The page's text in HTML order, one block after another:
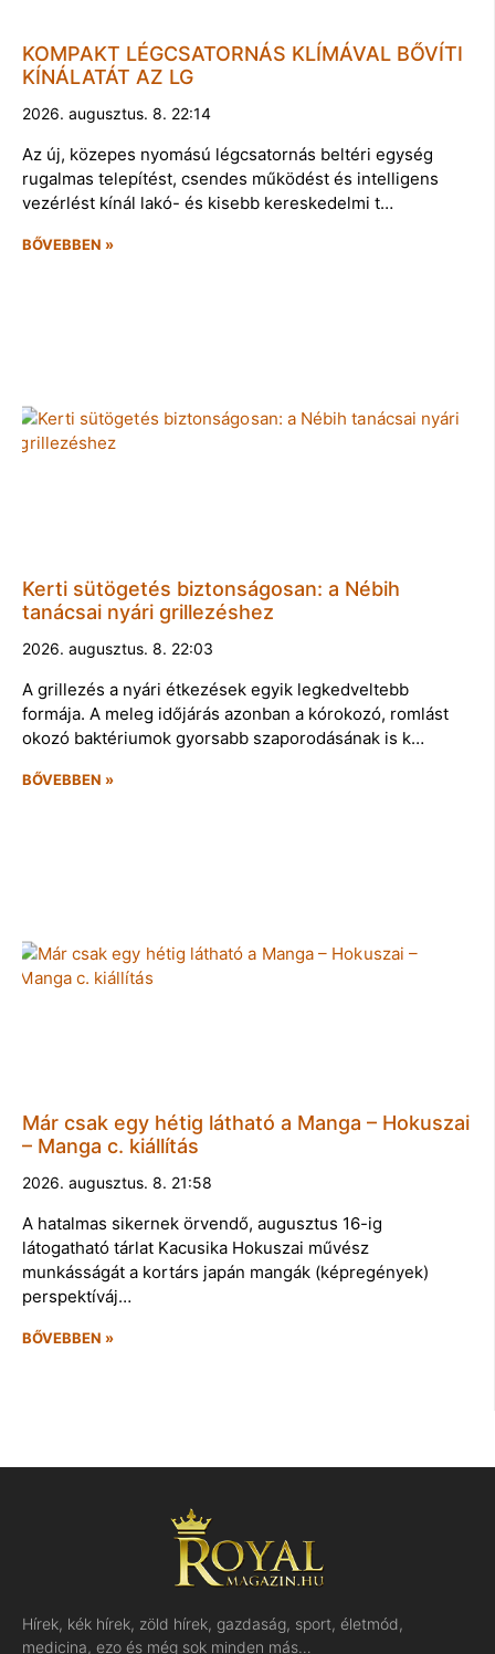
KOMPAKT LÉGCSATORNÁS KLÍMÁVAL BŐVÍTI
KÍNÁLATÁT AZ LG
2026. augusztus. 8. 22:14
Az új, közepes nyomású légcsatornás beltéri egység
rugalmas telepítést, csendes működést és intelligens
vezérlést kínál lakó- és kisebb kereskedelmi t…
BŐVEBBEN »
Kerti sütögetés biztonságosan: a Nébih
tanácsai nyári grillezéshez
2026. augusztus. 8. 22:03
A grillezés a nyári étkezések egyik legkedveltebb
formája. A meleg időjárás azonban a kórokozó, romlást
okozó baktériumok gyorsabb szaporodásának is k…
BŐVEBBEN »
Már csak egy hétig látható a Manga – Hokuszai
– Manga c. kiállítás
2026. augusztus. 8. 21:58
A hatalmas sikernek örvendő, augusztus 16-ig
látogatható tárlat Kacusika Hokuszai művész
munkásságát a kortárs japán mangák (képregények)
perspektíváj…
BŐVEBBEN »
Hírek, kék hírek, zöld hírek, gazdaság, sport, életmód,
medicina, ezo és még sok minden más…